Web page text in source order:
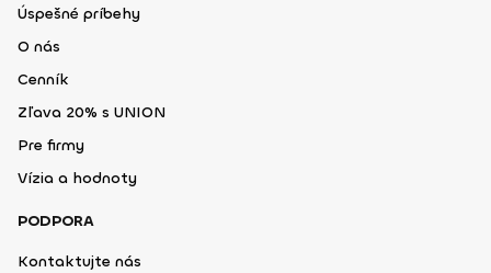
Úspešné príbehy
O nás
Cenník
Zľava 20% s UNION
Pre firmy
Vízia a hodnoty
PODPORA
Kontaktujte nás